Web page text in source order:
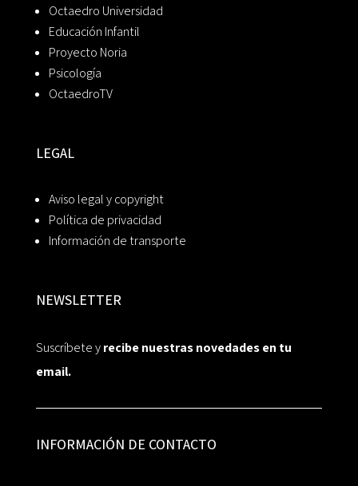
Octaedro Universidad
Educación Infantil
Proyecto Noria
Psicología
OctaedroTV
LEGAL
Aviso legal y copyright
Política de privacidad
Información de transporte
NEWSLETTER
Suscríbete yrecibe nuestras novedades en tu
email.
INFORMACIÓN DE CONTACTO